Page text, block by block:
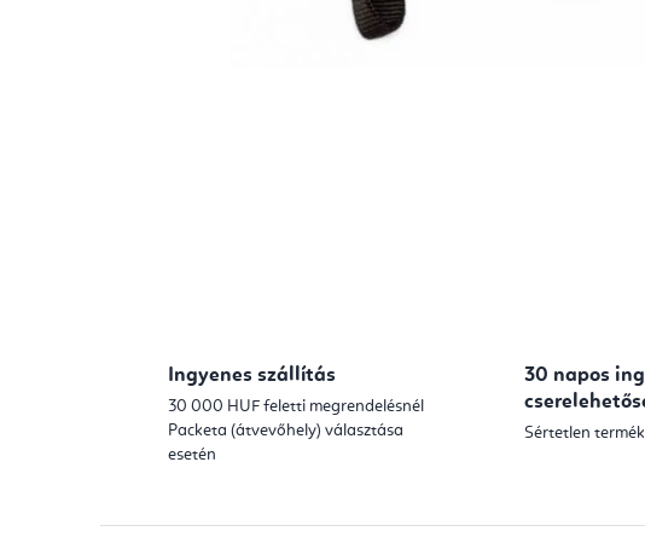
Ingyenes szállítás
30 000 HUF feletti megrendelésnél
Packeta (átvevőhely) választása
esetén
30 napos
Sértetlen